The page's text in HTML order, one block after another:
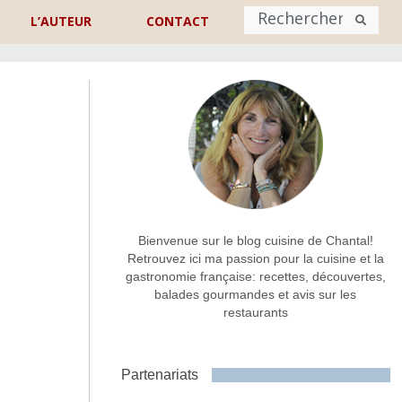
L’AUTEUR CONTACT
Nom
Commentaire ou message *
Bienvenue sur le blog cuisine de Chantal!
Retrouvez ici ma passion pour la cuisine et la
gastronomie française: recettes, découvertes,
balades gourmandes et avis sur les
restaurants
Partenariats